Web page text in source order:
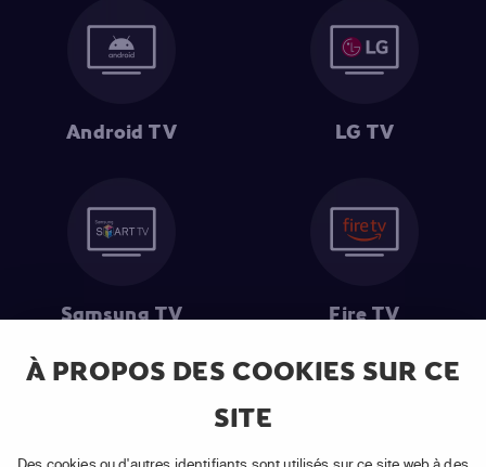
À PROPOS DES COOKIES SUR CE
SITE
Android TV LG TV
Samsung TV Fire TV
souscription à un abonnement APP TV Basic.